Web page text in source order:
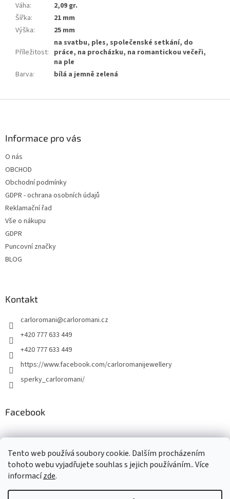
Tento web používá soubory cookie. Dalším procházením
tohoto webu vyjadřujete souhlas s jejich používáním.. Více
informacízde.
Váha:
2,09 gr.
Šířka:
21 mm
Výška: 25 mm
Příležitost:
na svatbu, ples, společenské setkání, do
práce, na procházku, na romantickou večeři,
na ple
Barva: bílá a jemně zelená
Informace pro vás
O nás
OBCHOD
Obchodní podmínky
GDPR - ochrana osobních údajů
Reklamační řad
Vše o nákupu
GDPR
Puncovní značky
BLOG
Kontakt
carloromani@carloromani.cz
+420 777 633 449
+420 777 633 449
https://www.facebook.com/carloromanijewellery
sperky_carloromani/
Facebook
Instagram